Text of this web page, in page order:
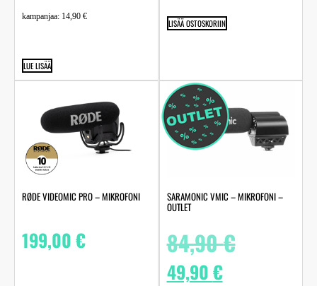
kampanjaa: 14,90 €
LUE LISÄÄ
LISÄÄ OSTOSKORIIN
RØDE VIDEOMIC PRO – MIKROFONI
199,00€
SARAMONIC VMIC – MIKROFONI –
OUTLET
84,90€
49,90€